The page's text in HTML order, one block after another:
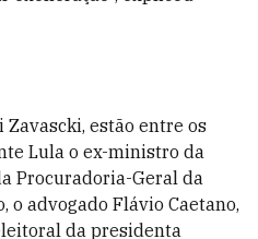
Zavascki, estão entre os
Lula o ex-ministro da
Procuradoria-Geral da
o advogado Flávio Caetano,
da presidenta